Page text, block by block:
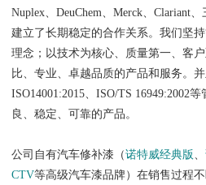
Nuplex、DeuChem、Merck、Clariant
建立了长期稳定的合作关系。我们坚
理念；以技术为核心、质量第一、客
比、专业、卓越品质的产品和服务。并
ISO14001:2015、ISO/TS 16949:2002
良、稳定、可靠的产品。
公司自有汽车修补漆（诺特威经典版 、
CTV等高级汽车漆品牌）在销售过程